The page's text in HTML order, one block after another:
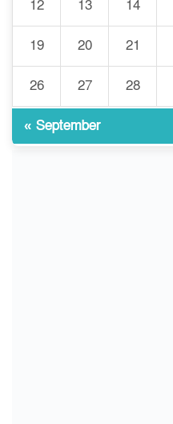
৮
৯
12 13 14
19 20 21
26 27 28
« September